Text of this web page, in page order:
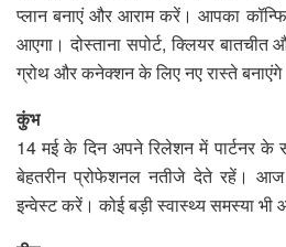
प्लान बनाएं और आराम करें। आपका
आएगा। दोस्ताना सपोर्ट, क्लियर
ग्रोथ और कनेक्शन के लिए नए रास्ते
कुंभ
14 मई के दिन अपने रिलेशन में पार्टनर
बेहतरीन प्रोफेशनल नतीजे देते रहें।
इन्वेस्ट करें। कोई बड़ी स्वास्थ्य समस्या भी